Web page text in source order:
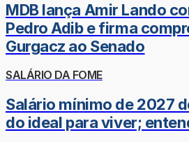
MDB lança Amir Lando
Pedro Adib e firma
Gurgacz ao Senado
SALÁRIO DA FOME
Salário mínimo de 2027
do ideal para viver;